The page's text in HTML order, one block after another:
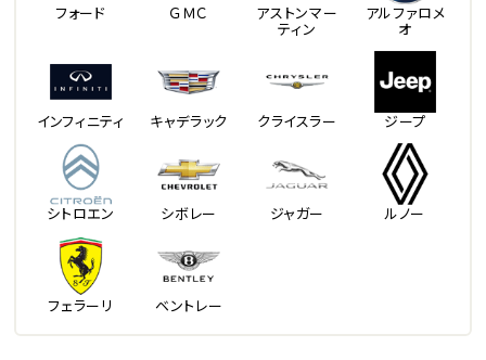
フォード ＧＭＣ アストンマー
ティン
アルファロメ
オ
インフィニティ キャデラック クライスラー ジープ
シトロエン シボレー ジャガー ルノー
フェラーリ ベントレー